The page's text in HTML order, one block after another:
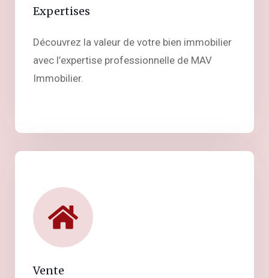
Expertises
Découvrez la valeur de votre bien immobilier
avec l’expertise professionnelle de MAV
Immobilier.
Vente